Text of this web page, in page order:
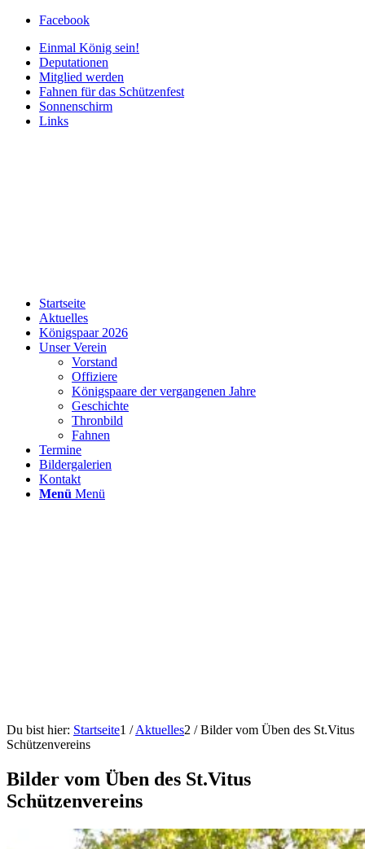
Facebook
Einmal König sein!
Deputationen
Mitglied werden
Fahnen für das Schützenfest
Sonnenschirm
Links
Startseite
Aktuelles
Königspaar 2026
Unser Verein
Vorstand
Offiziere
Königspaare der vergangenen Jahre
Geschichte
Thronbild
Fahnen
Termine
Bildergalerien
Kontakt
Menü Menü
Du bist hier: Startseite1 / Aktuelles2 / Bilder vom Üben des St.Vitus
Schützenvereins
Bilder vom Üben des St.Vitus
Schützenvereins